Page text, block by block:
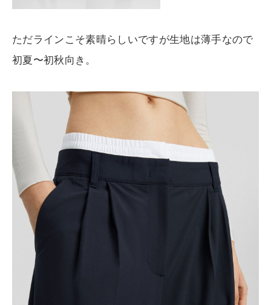
ただラインこそ素晴らしいですが生地は薄手なので
初夏〜初秋向き。